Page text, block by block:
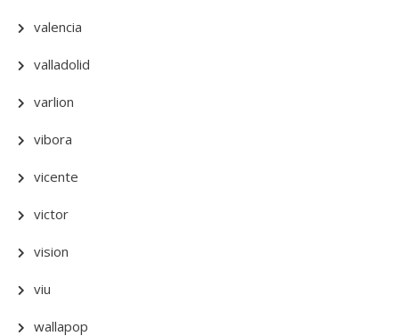
valencia
valladolid
varlion
vibora
vicente
victor
vision
viu
wallapop